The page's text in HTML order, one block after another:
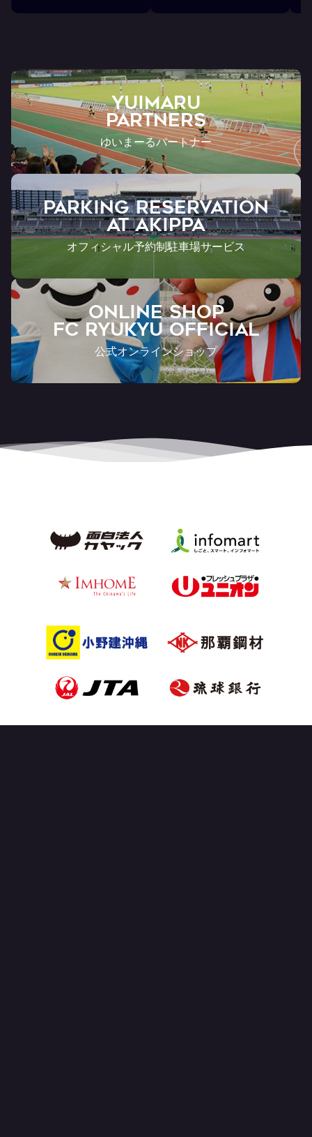
YUIMARU
Partners
ゆいまーるパートナー
PARKING RESERVATION
AT Akippa
オフィシャル予約制駐車場サービス
ONLINE SHOP
FC RYUKYU OFFICIAL
公式オンラインショップ